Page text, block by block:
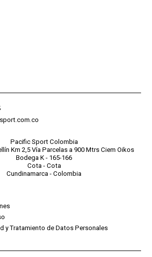
Pacific Sport Colombia
Km 2,5 Vía Parcelas a 900 Mtrs Ciem Oikos
Bodega K - 165-166
Cota - Cota
Cundinamarca - Colombia
y Tratamiento de Datos Personales